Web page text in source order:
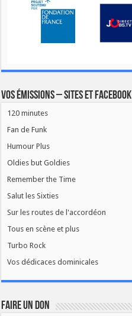
Vos émissions – Sites et Facebook
120 minutes
Fan de Funk
Humour Plus
Oldies but Goldies
Remember the Time
Salut les Sixties
Sur les routes de l'accordéon
Tous en scène et plus
Turbo Rock
Vos dédicaces dominicales
FAIRE UN DON